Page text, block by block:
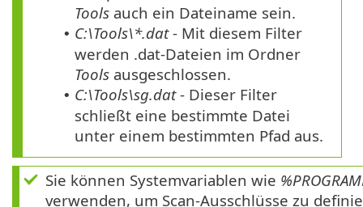
Tools auch ein Dateiname sein.
• C:\Tools\*.dat- Mit diesem Filter
werden .dat-Dateien im Ordner
Tools ausgeschlossen.
• C:\Tools\sg.dat- Dieser Filter
schließt eine bestimmte Datei
unter einem bestimmten Pfad aus.
Sie können Systemvariablen wie
verwenden, um Scan-Ausschlüsse zu